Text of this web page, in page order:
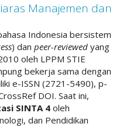
Manajemen dan
Indonesia bersistem
) dan peer-reviewed yang
oleh LPPM STIE
bekerja sama dengan
e-ISSN (2721-5490), p-
DOI. Saat ini,
SINTA 4 oleh
dan Pendidikan